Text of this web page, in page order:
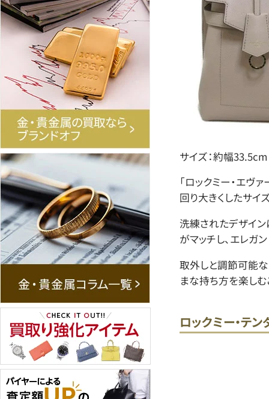
サイズ：約幅
「ロックミー・エヴ
回り大きくしたサイ
洗練されたデザイン
がマッチし、エレガ
取外しと調節可能な
まな持ち方を楽しむ
ロックミー・テン